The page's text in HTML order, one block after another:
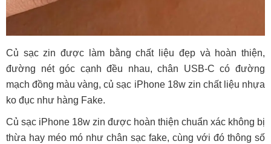
Củ sạc zin được làm bằng chất liệu đẹp và hoàn thiện,
đường nét góc cạnh đều nhau, chân USB-C có đường
mạch đồng màu vàng, củ sạc iPhone 18w zin chất liệu nhựa
ko đục như hàng Fake.
Củ sạc iPhone 18w zin được hoàn thiện chuẩn xác không bị
thừa hay méo mó như chân sạc fake, cùng với đó thông số